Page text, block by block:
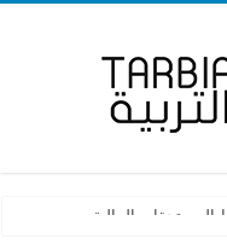
المستحقات المالية